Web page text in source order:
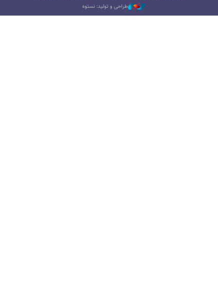
طراحی و تولید: نستوه